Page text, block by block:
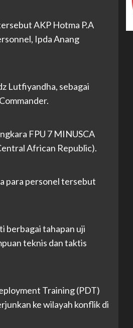
AKP Hotma P.A
Ipda Anang
Lutfiyandha, sebagai
FPU 7 MINUSCA
African Republic).
para personel tersebut
berbagai tahapan uji
teknis dan taktis
Training (PDT)
ke wilayah konflik di